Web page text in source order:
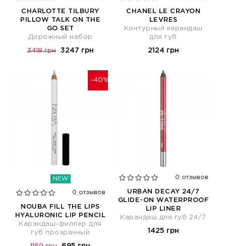
CHARLOTTE TILBURY
PILLOW TALK ON THE
GO SET
Дорожный набор
3418 грн 3247 грн
CHANEL LE CRAYON
LEVRES
Контурный карандаш
для губ
2124 грн
-40%
NEW
0 отзывов
NOUBA FILL THE LIPS
HYALURONIC LIP PENCIL
Карандаш-филлер для
губ прозрачный
0 отзывов
URBAN DECAY 24/7
GLIDE-ON WATERPROOF
LIP LINER
Карандаш для губ 24/7
1425 грн